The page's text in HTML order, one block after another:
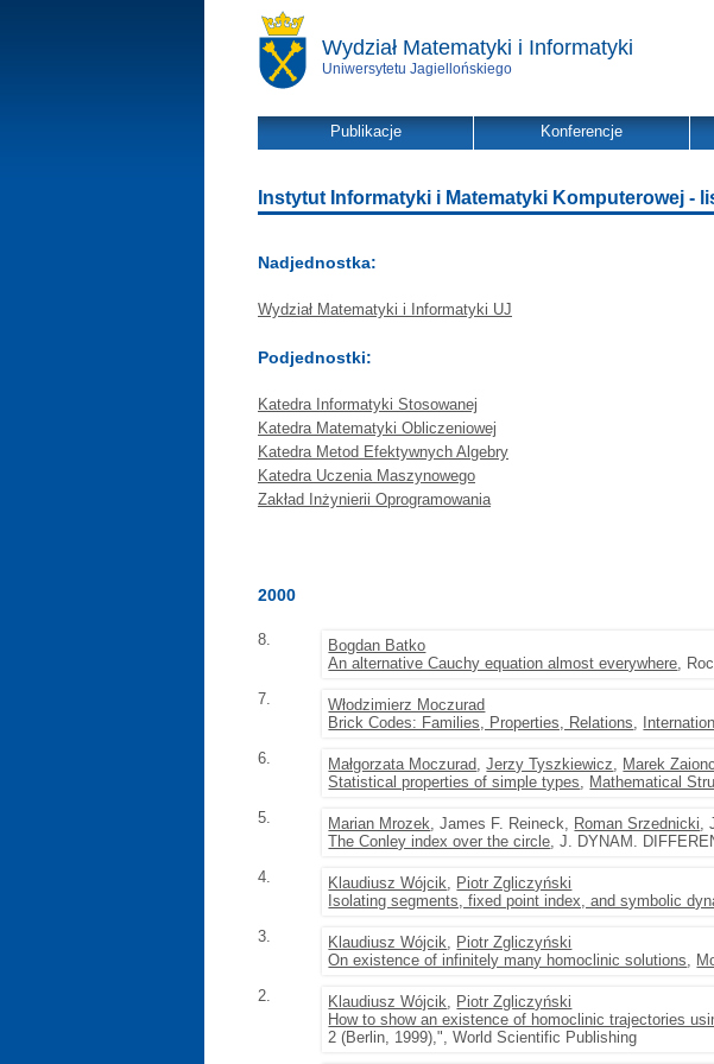
Wydział Matematyki i Informatyki
Uniwersytetu Jagiellońskiego
Publikacje Konferencje
Instytut Informatyki i Matematyki Komputerowej -
Nadjednostka:
Wydział Matematyki i Informatyki UJ
Podjednostki:
Katedra Informatyki Stosowanej
Katedra Matematyki Obliczeniowej
Katedra Metod Efektywnych Algebry
Katedra Uczenia Maszynowego
Zakład Inżynierii Oprogramowania
2000
8.
Bogdan Batko
An alternative Cauchy equation almost everywhere,
7.
Włodzimierz Moczurad
Brick Codes: Families, Properties, Relations,
6.
Małgorzata Moczurad,Jerzy Tyszkiewicz, Marek Zaionc
Statistical properties of simple types, Mathematical
5.
Marian Mrozek, James F. Reineck, Roman Srzednicki,
The Conley index over the circle, J. DYNAM.
4.
Klaudiusz Wójcik, Piotr Zgliczyński
Isolating segments, fixed point index, and symbolic
3.
Klaudiusz Wójcik, Piotr Zgliczyński
On existence of infinitely many homoclinic solutions,
2.
Klaudiusz Wójcik, Piotr Zgliczyński
How to show an existence of homoclinic trajectories
2 (Berlin, 1999),", World Scientific Publishing